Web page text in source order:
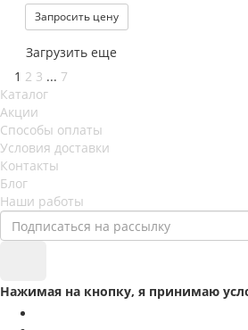
Запросить цену
Загрузить еще
1 2 3 ... 7
Каталог
Акции
Способы оплаты
Условия доставки
Контакты
Блог
Наши работы
Нажимая на кнопку, я принимаю